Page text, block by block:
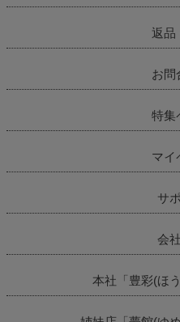
返品
お問
特集
マイ
サ
会
本社「豊彩(ほ